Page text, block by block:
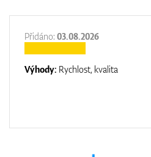
Přidáno: 03.08.2026
Výhody: Rychlost, kvalita